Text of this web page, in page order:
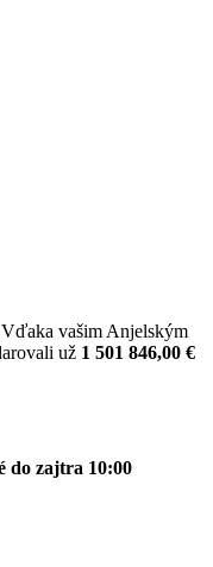
vašim Anjelským
už 1 501 846,00 €
do zajtra 10:00